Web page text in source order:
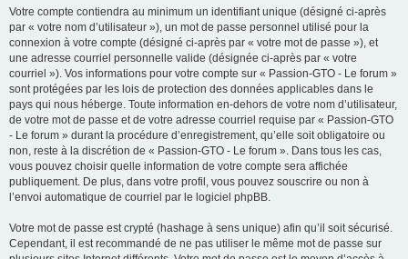
Votre compte contiendra au minimum un identifiant unique (désigné ci-après
par « votre nom d’utilisateur »), un mot de passe personnel utilisé pour la
connexion à votre compte (désigné ci-après par « votre mot de passe »), et
une adresse courriel personnelle valide (désignée ci-après par « votre
courriel »). Vos informations pour votre compte sur « Passion-GTO - Le forum »
sont protégées par les lois de protection des données applicables dans le
pays qui nous héberge. Toute information en-dehors de votre nom d’utilisateur,
de votre mot de passe et de votre adresse courriel requise par « Passion-GTO
- Le forum » durant la procédure d’enregistrement, qu’elle soit obligatoire ou
non, reste à la discrétion de « Passion-GTO - Le forum ». Dans tous les cas,
vous pouvez choisir quelle information de votre compte sera affichée
publiquement. De plus, dans votre profil, vous pouvez souscrire ou non à
l’envoi automatique de courriel par le logiciel phpBB.
Votre mot de passe est crypté (hashage à sens unique) afin qu’il soit sécurisé.
Cependant, il est recommandé de ne pas utiliser le même mot de passe sur